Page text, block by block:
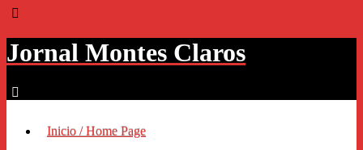
Jornal Montes Claros
Inicio / Home Page